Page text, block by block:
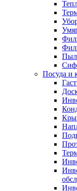
Посуда и